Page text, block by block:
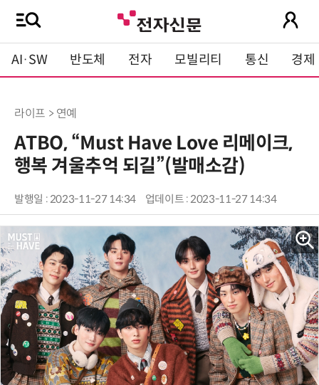
AI·SW 반도체 전자 모빌리티 통신 경제
라이프 > 연예
ATBO, “Must Have Love 리메이크,
행복 겨울추억 되길”(발매소감)
발행일 : 2023-11-27 14:34 업데이트 : 2023-11-27 14:34